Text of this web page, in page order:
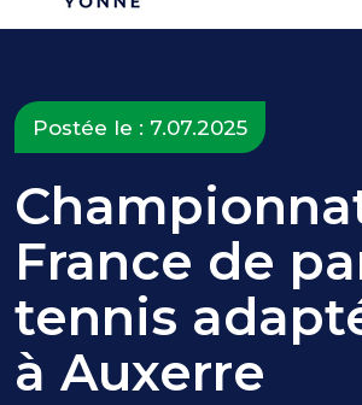
Postée le : 7.07.2025
France de
tennis
à Auxerre